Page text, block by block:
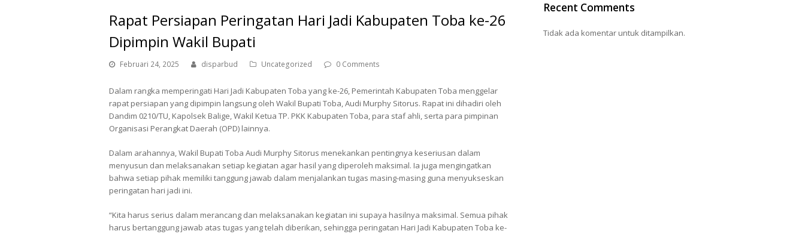
Rapat Persiapan Peringatan Hari Jadi Kabupaten Toba ke-26
Dipimpin Wakil Bupati
Februari 24, 2025 disparbud Uncategorized 0 Comments
Dalam rangka memperingati Hari Jadi Kabupaten Toba yang ke-26, Pemerintah Kabupaten Toba menggelar
rapat persiapan yang dipimpin langsung oleh Wakil Bupati Toba, Audi Murphy Sitorus. Rapat ini dihadiri oleh
Dandim 0210/TU, Kapolsek Balige, Wakil Ketua TP. PKK Kabupaten Toba, para staf ahli, serta para pimpinan
Organisasi Perangkat Daerah (OPD) lainnya.
Dalam arahannya, Wakil Bupati Toba Audi Murphy Sitorus menekankan pentingnya keseriusan dalam
menyusun dan melaksanakan setiap kegiatan agar hasil yang diperoleh maksimal. Ia juga mengingatkan
bahwa setiap pihak memiliki tanggung jawab dalam menjalankan tugas masing-masing guna menyukseskan
peringatan hari jadi ini.
“Kita harus serius dalam merancang dan melaksanakan kegiatan ini supaya hasilnya maksimal. Semua pihak
harus bertanggung jawab atas tugas yang telah diberikan, sehingga peringatan Hari Jadi Kabupaten Toba ke-
Recent Comments
Tidak ada komentar untuk ditampilkan.